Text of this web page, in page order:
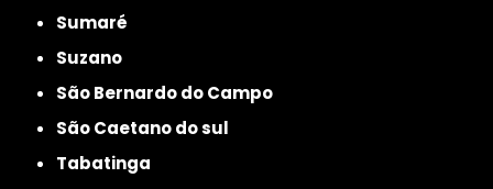
Sumaré
Suzano
São Bernardo do Campo
São Caetano do sul
Tabatinga